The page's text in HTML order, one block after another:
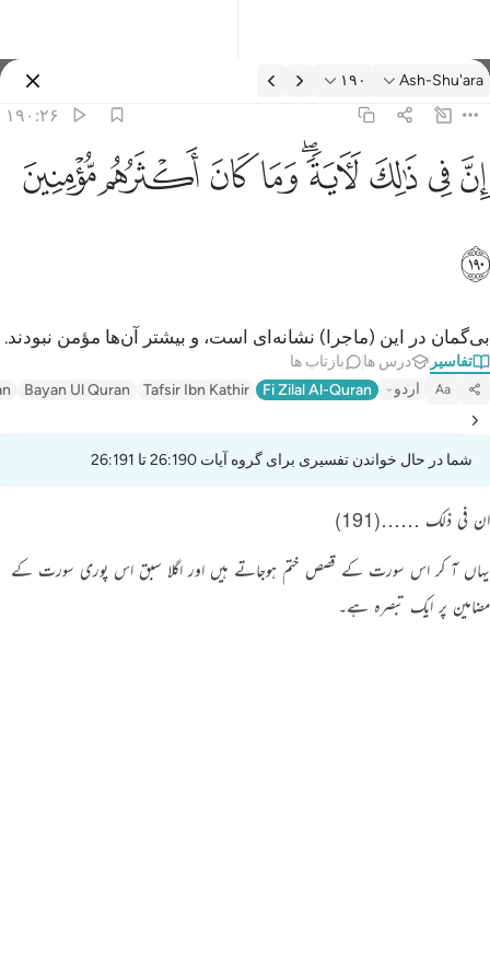
تفسیر: Ash-Shu'ara ۱۹۰:۲۶
Ash-Shu'ara ۱۹۰
۱۹۰:۲۶
ان في ذالك لاية وما كان اكثرهم مومنين ١٩٠
إِنَّ فِى ذَٰلِكَ لَـَٔايَةًۭ ۖ وَمَا كَانَ أَكْثَرُهُم مُّؤْمِنِينَ ١٩٠
ﱳﱴﱵﱶﱷﱸﱹﱺﱻ
ﱼ
بی‌گمان در این (ماجرا) نشانه‌ای است، و بیشتر آن‌ها مؤمن نبودند.
تفاسیر درس ها بازتاب ها
Aa اردو Fi Zilal Al-Quran
Tafsir Ibn Kathir
Bayan Ul Quran
شما در حال خواندن تفسیری برای گروه آیات 26:190 تا 26:191
ان فی ذلک ……(191)
یہاں آ کر اس سورت کے قصص ختم ہوجاتے ہیں اور اگلا سبق اس پوری سورت کے
مضامین پر ایک تبصرہ ہے۔